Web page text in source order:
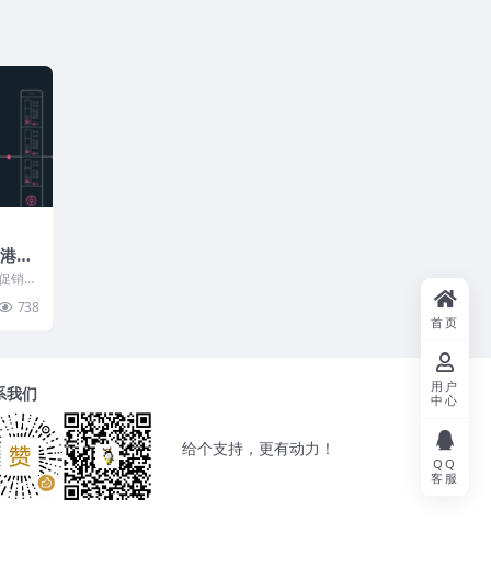
服
，
顺
元
销活
折促
738
我们
给个支持，更有动力！
首页
用户
中心
QQ
客服